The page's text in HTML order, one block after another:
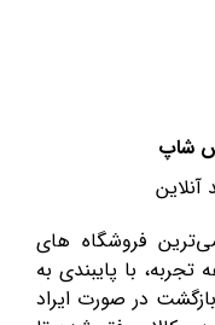
شاپ
فروشگاه های
با پایبندی به
در صورت ایراد